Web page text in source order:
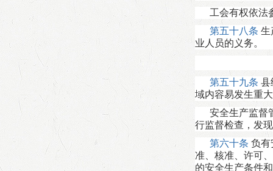
工会有权依法
第五十八条 生
业人员的义务。
第五十九条 县
域内容易发生重
安全生产监督
行监督检查，发
第六十条 负有
准、核准、许可
的安全生产条件